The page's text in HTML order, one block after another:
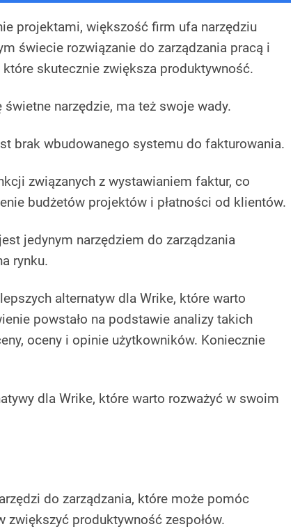
projektami, większość firm ufa narzędziu
świecie rozwiązanie do zarządzania pracą i
które skutecznie zwiększa produktywność.
narzędzie, ma też swoje wady.
brak wbudowanego systemu do fakturowania.
związanych z wystawianiem faktur, co
budżetów projektów i płatności od klientów.
jedynym narzędziem do zarządzania
rynku.
alternatyw dla Wrike, które warto
powstało na podstawie analizy takich
oceny i opinie użytkowników. Koniecznie
dla Wrike, które warto rozważyć w swoim
do zarządzania, które może pomóc
zwiększyć produktywność zespołów.